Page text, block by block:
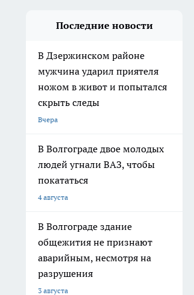
Последние новости
В Дзержинском районе
мужчина ударил приятеля
ножом в живот и попытался
скрыть следы
Вчера
В Волгограде двое молодых
людей угнали ВАЗ, чтобы
покататься
4 августа
В Волгограде здание
общежития не признают
аварийным, несмотря на
разрушения
3 августа